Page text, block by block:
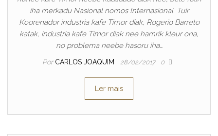
iha merkadu Nasional nomos Internasional. Tuir
Koorenador industria kafe Timor diak, Rogerio Barreto
katak, industria kafe Timor diak nee hamrik kleur ona,
no problema neebe hasoru iha…
Por CARLOS JOAQUIM 28/02/2017 0
Ler mais